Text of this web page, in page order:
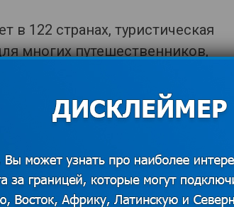
122 странах, туристическая
многих путешественников,
с родными и близкими в
$. Подключение очень простое
на телефоне).